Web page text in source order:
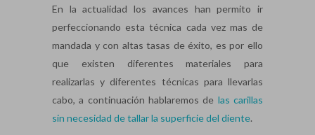
En la actualidad los avances han permito ir
perfeccionando esta técnica cada vez mas de
mandada y con altas tasas de éxito, es por ello
que existen diferentes materiales para
realizarlas y diferentes técnicas para llevarlas
cabo, a continuación hablaremos de las carillas
sin necesidad de tallar la superficie del diente.